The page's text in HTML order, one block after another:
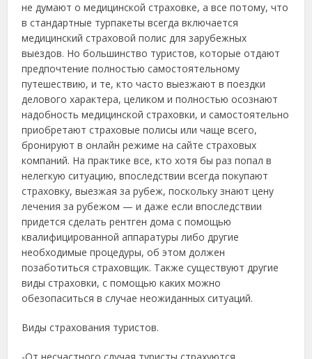
не думают о медицинской страховке, а все потому, что
в стандартные турпакеты всегда включается
медицинский страховой полис для зарубежных
выездов. Но большинство туристов, которые отдают
предпочтение полностью самостоятельному
путешествию, и те, кто часто выезжают в поездки
делового характера, целиком и полностью осознают
надобность медицинской страховки, и самостоятельно
приобретают страховые полисы или чаще всего,
бронируют в онлайн режиме на сайте страховых
компаний. На практике все, кто хотя бы раз попал в
нелегкую ситуацию, впоследствии всегда покупают
страховку, выезжая за рубеж, поскольку знают цену
лечения за рубежом — и даже если впоследствии
придется сделать рентген дома с помощью
квалифицированной аппаратуры либо другие
необходимые процедуры, об этом должен
позаботиться страховщик. Также существуют другие
виды страховки, с помощью каких можно
обезопаситься в случае неожиданных ситуаций.
Виды страхования туристов.